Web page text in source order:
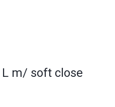
L m/ soft close